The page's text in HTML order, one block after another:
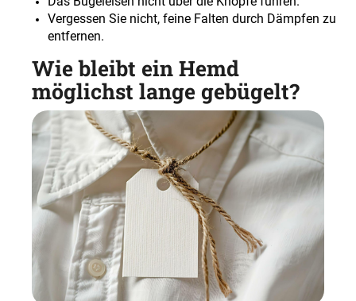
Vergessen Sie nicht, feine Falten durch Dämpfen zu
entfernen.
Wie bleibt ein Hemd
möglichst lange gebügelt?